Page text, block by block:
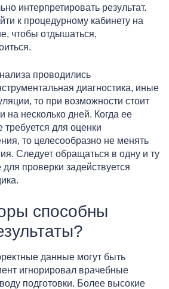
интерпретировать результат.
к процедурному кабинету на
чтобы отдышаться,
проводились
диагностика, иные
то при возможности стоит
на несколько дней. Когда ее
требуется для оценки
то целесообразно не менять
Следует обращаться в одну и ту
проверки задействуется
способны
данные могут быть
игнорировал врачебные
подготовки. Более высокие